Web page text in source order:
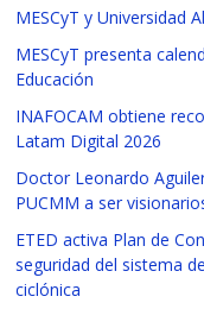
MESCyT y Universidad
MESCyT presenta
Educación
INAFOCAM obtiene
Latam Digital 2026
Doctor Leonardo
PUCMM a ser
ETED activa Plan de
seguridad del sistema
ciclónica